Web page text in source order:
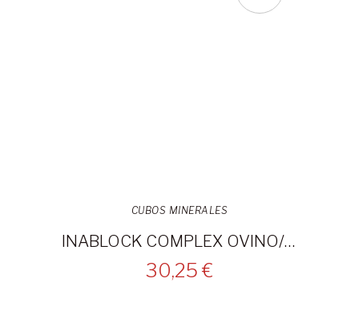
CUBOS MINERALES
INABLOCK COMPLEX OVINO/CAPRINO 22KG cubo
30,25 €